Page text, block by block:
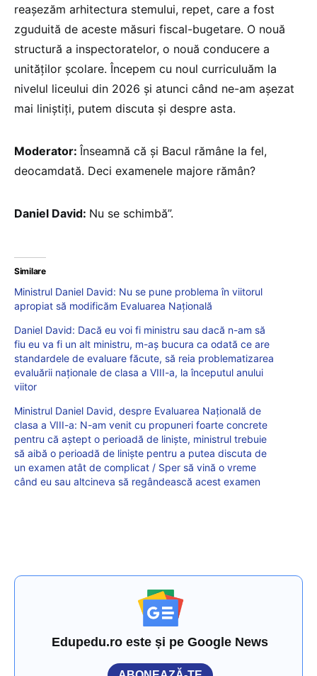
reașezăm arhitectura stemului, repet, care a fost
zguduită de aceste măsuri fiscal-bugetare. O nouă
structură a inspectoratelor, o nouă conducere a
unităților școlare. Începem cu noul curriculuăm la
nivelul liceului din 2026 și atunci când ne-am așezat
mai liniștiți, putem discuta și despre asta.
Moderator: Înseamnă că și Bacul rămâne la fel,
deocamdată. Deci examenele majore rămân?
Daniel David: Nu se schimbă”.
Similare
Ministrul Daniel David: Nu se pune problema în viitorul
apropiat să modificăm Evaluarea Națională
Daniel David: Dacă eu voi fi ministru sau dacă n-am să
fiu eu va fi un alt ministru, m-aș bucura ca odată ce are
standardele de evaluare făcute, să reia problematizarea
evaluării naționale de clasa a VIII-a, la începutul anului
viitor
Ministrul Daniel David, despre Evaluarea Națională de
clasa a VIII-a: N-am venit cu propuneri foarte concrete
pentru că aștept o perioadă de liniște, ministrul trebuie
să aibă o perioadă de liniște pentru a putea discuta de
un examen atât de complicat / Sper să vină o vreme
când eu sau altcineva să regândească acest examen
Edupedu.ro este și pe Google News